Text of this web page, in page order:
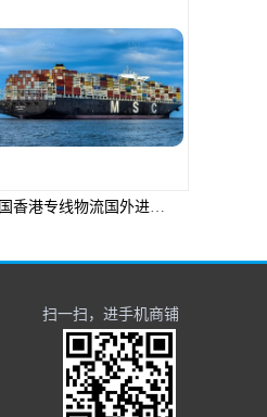
深圳海关报关知识汇总
扫一扫，进手机商铺